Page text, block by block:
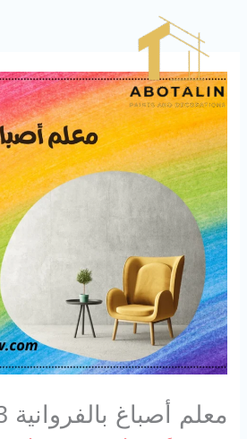
المحتوى
معلم أصباغ بالفروانية 94727923